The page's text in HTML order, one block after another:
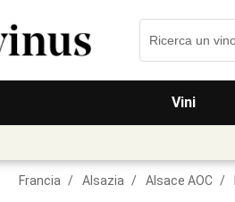
Vini
Francia / Alsazia / Alsace AOC /